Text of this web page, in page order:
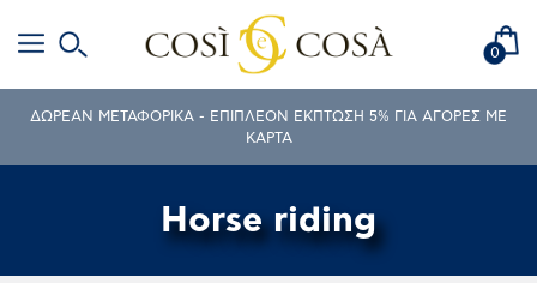
0
ΔΩΡΕΑΝ ΜΕΤΑΦΟΡΙΚΑ - ΕΠΙΠΛΕΟΝ ΕΚΠΤΩΣΗ 5% ΓΙΑ ΑΓΟΡΕΣ ΜΕ
ΚΑΡΤΑ
Horse riding